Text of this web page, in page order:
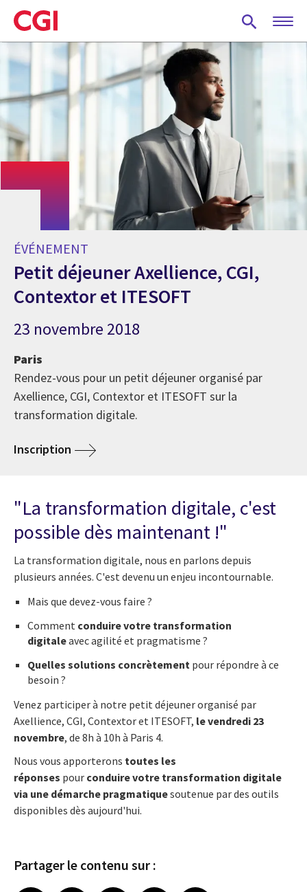
Skip
to
main
content
ÉVÉNEMENT
Petit déjeuner Axellience, CGI,
Contextor et ITESOFT
23 novembre 2018
Paris
Rendez-vous pour un petit déjeuner organisé par
Axellience, CGI, Contextor et ITESOFT sur la
transformation digitale.
Inscription
"La transformation digitale, c'est
possible dès maintenant !"
La transformation digitale, nous en parlons depuis
plusieurs années. C'est devenu un enjeu incontournable.
Mais que devez-vous faire ?
Comment conduire votre transformation
digitaleavec agilité et pragmatisme ?
Quelles solutions concrètement pour répondre à ce
besoin ?
Venez participer à notre petit déjeuner organisé par
Axellience, CGI, Contextor et ITESOFT, le vendredi 23
novembre, de 8h à 10h à Paris 4.
Nous vous apporterons toutes les
réponses pour conduire votre transformation digitale
via une démarche pragmatiquesoutenue par des outils
disponibles dès aujourd'hui.
Partager le contenu sur :